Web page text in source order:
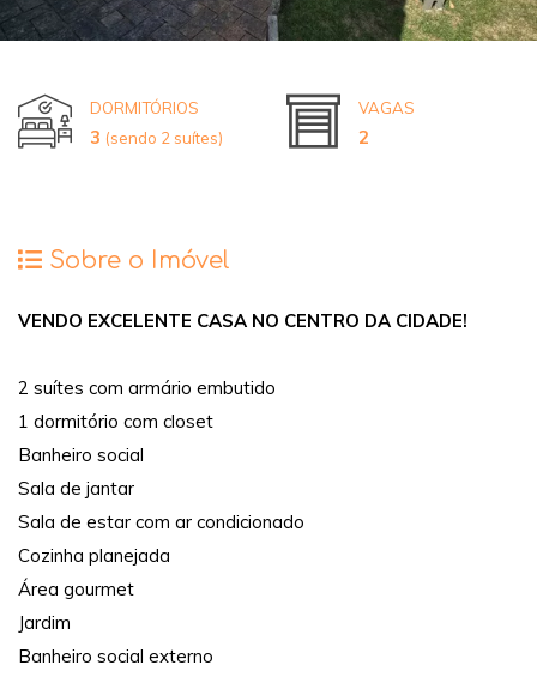
DORMITÓRIOS
3 (sendo 2 suítes)
VAGAS
2
Sobre o Imóvel
VENDO EXCELENTE CASA NO CENTRO DA CIDADE!
2 suítes com armário embutido
1 dormitório com closet
Banheiro social
Sala de jantar
Sala de estar com ar condicionado
Cozinha planejada
Área gourmet
Jardim
Banheiro social externo